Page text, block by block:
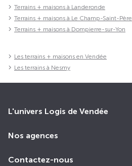
Terrains + maisons à Landeronde
Terrains + maisons à Le Champ-Saint-Père
Terrains + maisons à Dompierre-sur-Yon
Les terrains + maisons en Vendée
Les terrains à Nesmy
L'univers Logis de Vendée
Nos agences
Contactez-nous